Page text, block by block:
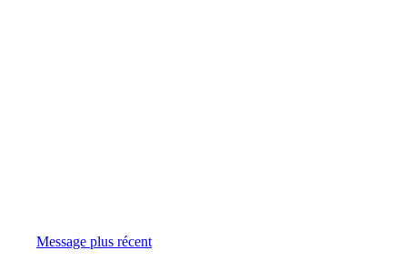
Message plus récent